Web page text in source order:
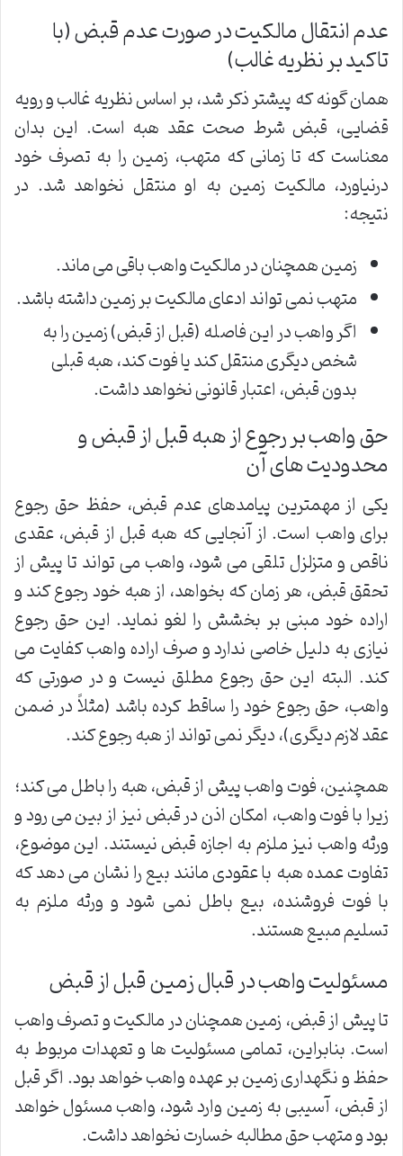
عدم انتقال مالکیت در صورت عدم قبض (با
تاکید بر نظریه غالب)
همان گونه که پیشتر ذکر شد، بر اساس نظریه غالب و رویه
قضایی، قبض شرط صحت عقد هبه است. این بدان
معناست که تا زمانی که متهب، زمین را به تصرف خود
درنیاورد، مالکیت زمین به او منتقل نخواهد شد. در
نتیجه:
زمین همچنان در مالکیت واهب باقی می ماند.
متهب نمی تواند ادعای مالکیت بر زمین داشته باشد.
اگر واهب در این فاصله (قبل از قبض) زمین را به
شخص دیگری منتقل کند یا فوت کند، هبه قبلی
بدون قبض، اعتبار قانونی نخواهد داشت.
حق واهب بر رجوع از هبه قبل از قبض و
محدودیت های آن
یکی از مهمترین پیامدهای عدم قبض، حفظ حق رجوع
برای واهب است. از آنجایی که هبه قبل از قبض، عقدی
ناقص و متزلزل تلقی می شود، واهب می تواند تا پیش از
تحقق قبض، هر زمان که بخواهد، از هبه خود رجوع کند و
اراده خود مبنی بر بخشش را لغو نماید. این حق رجوع
نیازی به دلیل خاصی ندارد و صرف اراده واهب کفایت می
کند. البته این حق رجوع مطلق نیست و در صورتی که
واهب، حق رجوع خود را ساقط کرده باشد (مثلاً در ضمن
عقد لازم دیگری)، دیگر نمی تواند از هبه رجوع کند.
همچنین، فوت واهب پیش از قبض، هبه را باطل می کند؛
زیرا با فوت واهب، امکان اذن در قبض نیز از بین می رود و
ورثه واهب نیز ملزم به اجازه قبض نیستند. این موضوع،
تفاوت عمده هبه با عقودی مانند بیع را نشان می دهد که
با فوت فروشنده، بیع باطل نمی شود و ورثه ملزم به
تسلیم مبیع هستند.
مسئولیت واهب در قبال زمین قبل از قبض
تا پیش از قبض، زمین همچنان در مالکیت و تصرف واهب
است. بنابراین، تمامی مسئولیت ها و تعهدات مربوط به
حفظ و نگهداری زمین بر عهده واهب خواهد بود. اگر قبل
از قبض، آسیبی به زمین وارد شود، واهب مسئول خواهد
بود و متهب حق مطالبه خسارت نخواهد داشت.